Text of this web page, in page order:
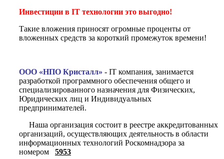
Инвестиции в IT технологии это выгодно!
Такие вложения приносят огромные проценты от
вложенных средств за короткий промежуток времени!
ООО «НПО Кристалл» - IT компания, занимается
разработкой программного обеспечения общего и
специализированного назначения для Физических,
Юридических лиц и Индивидуальных
предпринимателей.
Наша организация состоит в реестре аккредитованных
организаций, осуществляющих деятельность в области
информационных технологий Роскомнадзора за
номером 5953